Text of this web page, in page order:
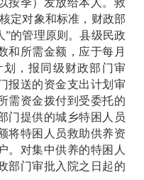
按季）发放给本人。救
定对象和标准，财政部
的管理原则。县级民政
和所需金额，应于每月
，报同级财政部门审
报送的资金支出计划审
需资金拨付到受委托的
门提供的城乡特困人员
将特困人员救助供养资
。对集中供养的特困人
部门审批入院之日起的